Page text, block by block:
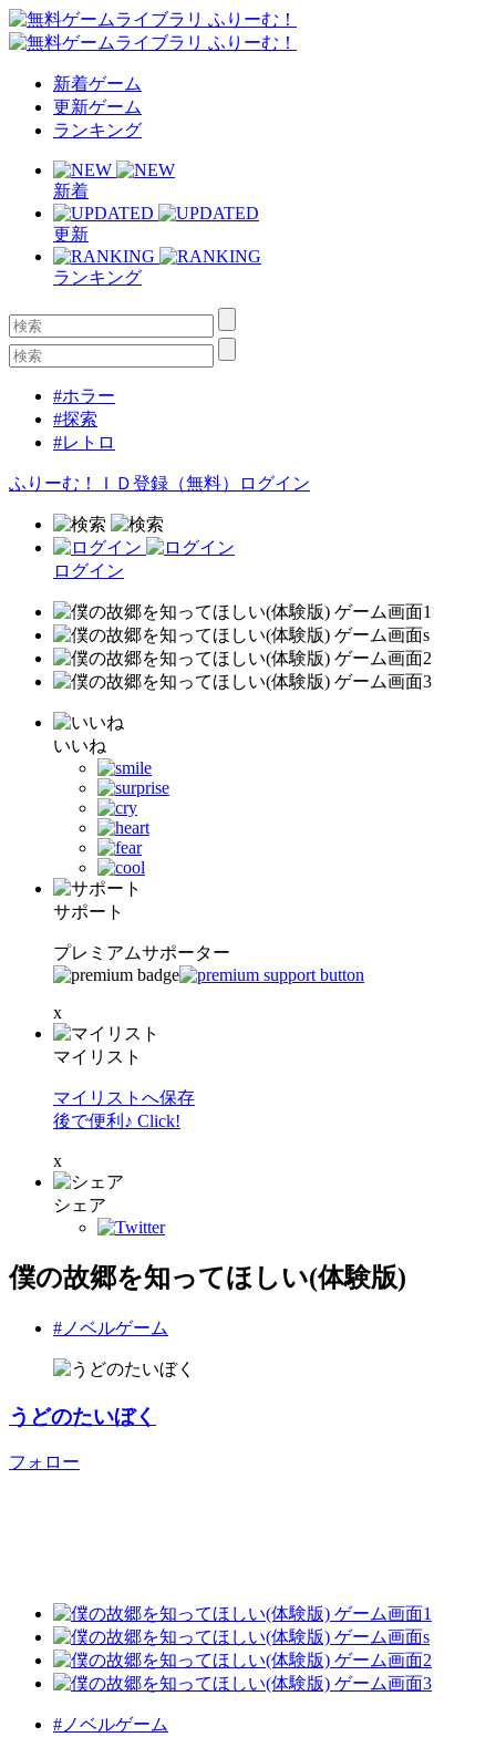
新着ゲーム
更新ゲーム
ランキング
新着
更新
ランキング
#ホラー
#探索
#レトロ
ふりーむ！ＩＤ登録（無料） ログイン
ログイン
いいね
サポート
プレミアムサポーター
x
マイリスト
マイリストへ保存
後で便利♪ Click!
x
シェア
僕の故郷を知ってほしい(体験版)
#ノベルゲーム
うどのたいぼく
フォロー
#ノベルゲーム